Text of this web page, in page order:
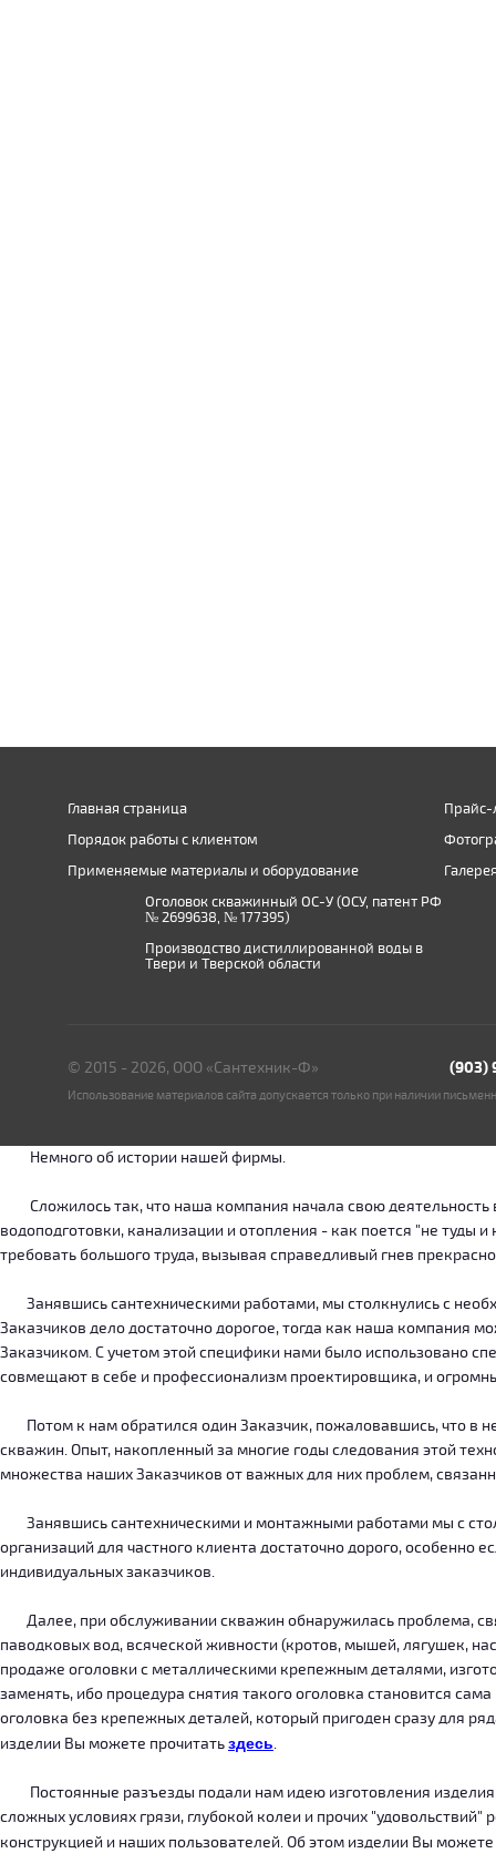
Главная страница
Порядок работы с клиентом
Применяемые материалы и оборудование
Прайс-
Оголовок скважинный ОС-У (ОСУ, патент РФ
№ 2699638, № 177395)
Производство дистиллированной воды в
Твери и Тверской области
© 2015 - 2026, ООО «Сантехник-Ф» (903)
Использование материалов сайта допускается только при наличии
Немного об истории нашей фирмы.
Сложилось так, что наша компания начала свою деятельность
водоподготовки, канализации и отопления - как поется "не
требовать большого труда, вызывая справедливый гнев
Занявшись сантехническими работами, мы столкнулись с
Заказчиков дело достаточно дорогое, тогда как наша компания
Заказчиком. С учетом этой специфики нами было использовано
совмещают в себе и профессионализм проектировщика, и
Потом к нам обратился один Заказчик, пожаловавшись, что в
скважин. Опыт, накопленный за многие годы следования этой
множества наших Заказчиков от важных для них проблем,
Занявшись сантехническими и монтажными работами мы с
организаций для частного клиента достаточно дорого, особенно
индивидуальных заказчиков.
Далее, при обслуживании скважин обнаружилась проблема,
паводковых вод, всяческой живности (кротов, мышей, лягушек,
продаже оголовки с металлическими крепежным деталями,
заменять, ибо процедура снятия такого оголовка становится
оголовка без крепежных деталей, который пригоден сразу для
изделии Вы можете прочитатьздесь.
Постоянные разъезды подали нам идею изготовления
сложных условиях грязи, глубокой колеи и прочих
конструкцией и наших пользователей. Об этом изделии Вы